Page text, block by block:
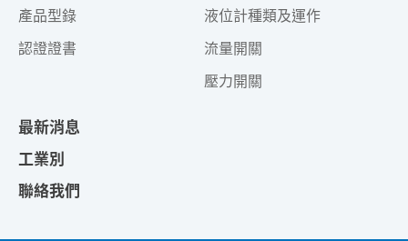
產品型錄
認證證書
液位計種類及運作
流量開關
壓力開關
最新消息
工業別
聯絡我們